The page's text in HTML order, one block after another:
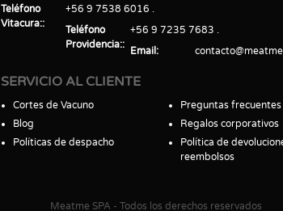
Teléfono
Vitacura:
+56 9 7538 6016
Teléfono
Providencia:
+56 9 7235 7683
Email
SERVICIO AL CLIENTE
Cortes de Vacuno
Blog
Políticas de despacho
Preguntas frecuentes
Regalos corporativos
Política de
reembolsos
Meatme SPA - Todos los derechos reservados